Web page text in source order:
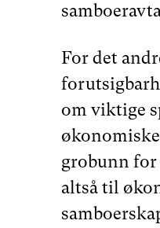
For det
om viktige
grobunn for
altså til